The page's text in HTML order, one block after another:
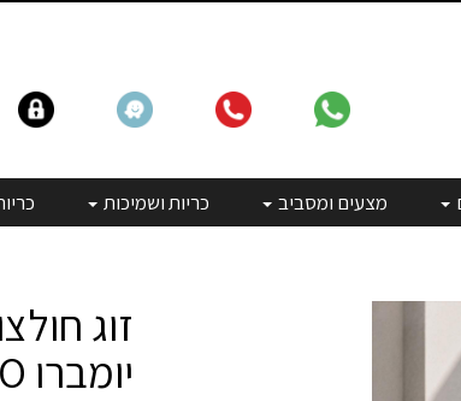
מצעים ומסביב כריות ושמיכות
זוג
יומברו UMBRO - צבע לבן